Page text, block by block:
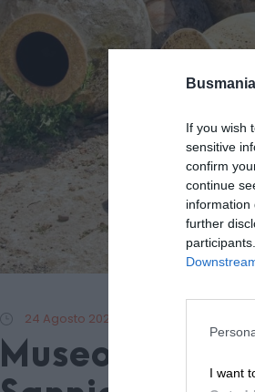
If you wish
sensitive
confirm
continue
information
further
I want
24 Agosto 2023
Museo